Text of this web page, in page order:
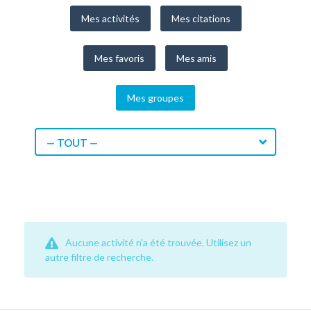
Mes activités Mes citations
Mes favoris Mes amis
Mes groupes
— TOUT —
Aucune activité n'a été trouvée. Utilisez un
autre filtre de recherche.